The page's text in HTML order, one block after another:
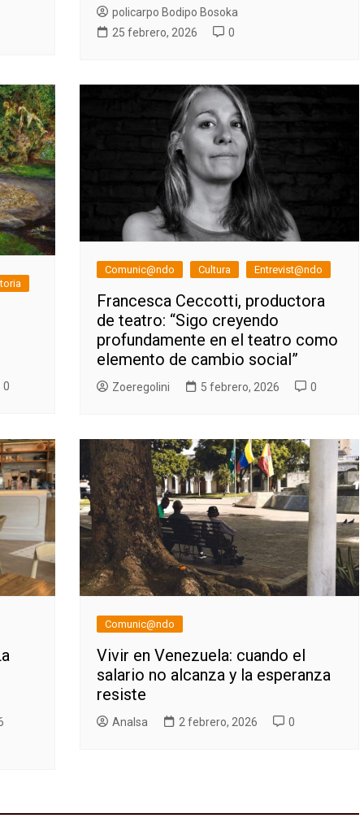
policarpo Bodipo Bosoka
25 febrero, 2026
0
0
Comunic@ndo Cultura Entrevist@ndo
Francesca Ceccotti, productora
de teatro: “Sigo creyendo
profundamente en el teatro como
elemento de cambio social”
Zoeregolini 5 febrero, 2026 0
Comunic@ndo
Vivir en Venezuela: cuando el
salario no alcanza y la esperanza
resiste
AnaIsa 2 febrero, 2026 0